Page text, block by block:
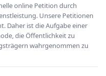
online Petition durch
Unsere Petitionen
Daher ist die Aufgabe einer
die Öffentlichkeit zu
wahrgenommen zu